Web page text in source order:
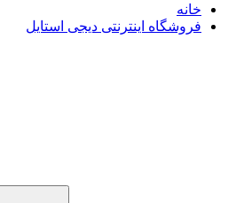
خانه
فروشگاه اینترنتی دیجی استایل